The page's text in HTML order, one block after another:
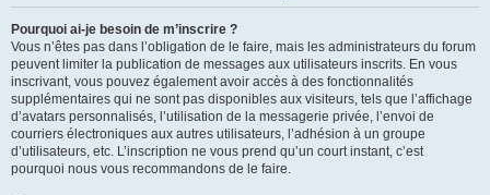
Pourquoi ai-je besoin de m’inscrire ?
Vous n’êtes pas dans l’obligation de le faire, mais les administrateurs du forum
peuvent limiter la publication de messages aux utilisateurs inscrits. En vous
inscrivant, vous pouvez également avoir accès à des fonctionnalités
supplémentaires qui ne sont pas disponibles aux visiteurs, tels que l’affichage
d’avatars personnalisés, l’utilisation de la messagerie privée, l’envoi de
courriers électroniques aux autres utilisateurs, l’adhésion à un groupe
d’utilisateurs, etc. L’inscription ne vous prend qu’un court instant, c’est
pourquoi nous vous recommandons de le faire.